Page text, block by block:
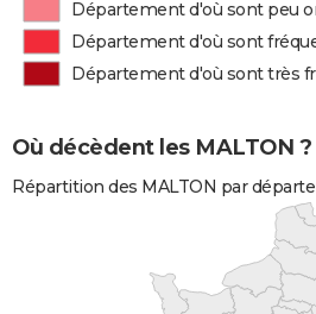
Département d'où sont peu
Département d'où sont
Département d'où sont très
Où décèdent les MALTON ?
Répartition des MALTON par